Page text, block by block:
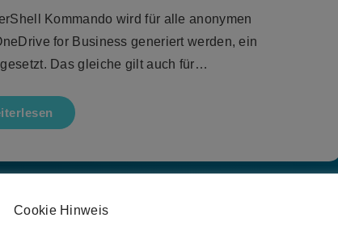
Kommando wird für alle anonymen
for Business generiert werden, ein
Das gleiche gilt auch für…
Cookie Hinweis